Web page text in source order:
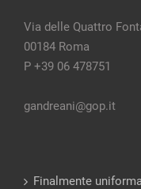
Via delle Quattro
00184 Roma
P +39 06 478751
gandreani@gop.it
Finalmente